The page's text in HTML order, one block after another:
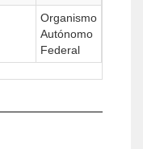
Organismo
Autónomo
Federal